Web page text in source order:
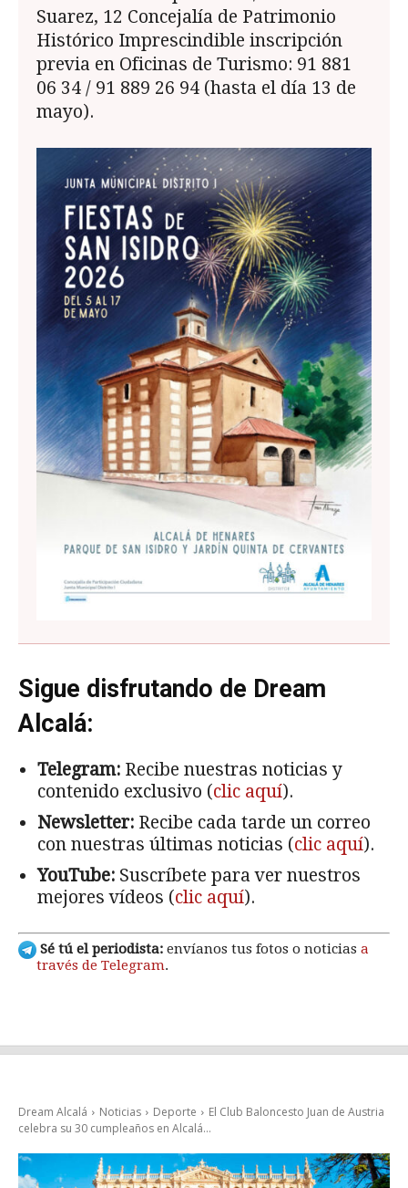
Suarez, 12 Concejalía de Patrimonio
Histórico Imprescindible inscripción
previa en Oficinas de Turismo: 91 881
06 34 / 91 889 26 94 (hasta el día 13 de
mayo).
Sigue disfrutando de Dream
Alcalá:
Telegram: Recibe nuestras noticias y
contenido exclusivo (clic aquí).
Newsletter: Recibe cada tarde un correo
con nuestras últimas noticias (clic aquí).
YouTube: Suscríbete para ver nuestros
mejores vídeos (clic aquí).
Sé tú el periodista: envíanos tus fotos o noticias a
través de Telegram.